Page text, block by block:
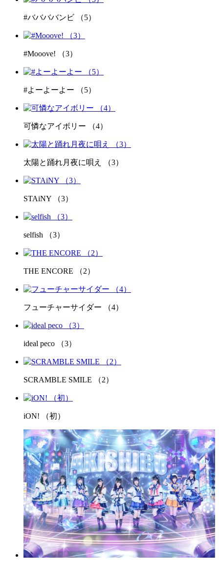
#ババババンビ （5）
#Mooove! （3）
#よーよーよー （5）
可憐なアイボリー （4）
太陽と踊れ月夜に唄え （3）
STAiNY （3）
selfish （3）
THE ENCORE （2）
フューチャーサイダー （4）
ideal peco （3）
SCRAMBLE SMILE （2）
iON! （初）